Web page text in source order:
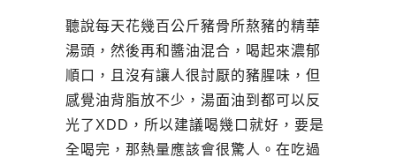
聽說每天花幾百公斤豬骨所熬豬的精華
湯頭，然後再和醬油混合，喝起來濃郁
順口，且沒有讓人很討厭的豬腥味，但
感覺油背脂放不少，湯面油到都可以反
光了XDD，所以建議喝幾口就好，要是
全喝完，那熱量應該會很驚人。在吃過